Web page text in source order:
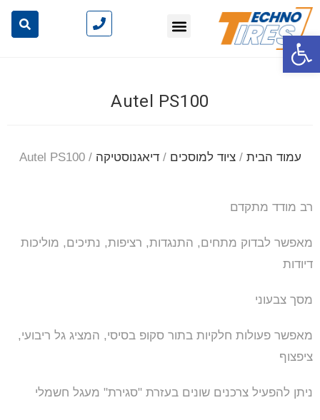
פתח סרגל נגישות
Autel PS100
עמוד הבית /ציוד למוסכים /דיאגנוסטיקה / Autel PS100
רב מודד מתקדם
מאפשר לבדוק מתחים, התנגדות, רציפות, נתיכים, מוליכות
דיודות
מסך צבעוני
מאפשר פעולות חלקיות בתור סקופ בסיסי, המציג גל ריבועי,
ציפצוף
ניתן להפעיל צרכנים שונים בעזרת "סגירת" מעגל חשמלי